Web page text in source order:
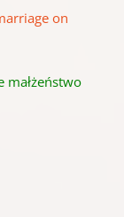
on
małżeństwo